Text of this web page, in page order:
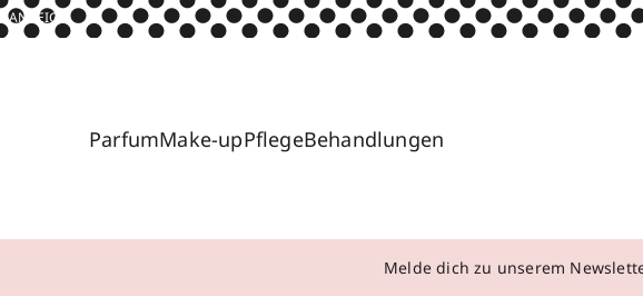
ANZEIGE
ParfumMake-upPflegeBehandlungen
Melde dich zu unserem